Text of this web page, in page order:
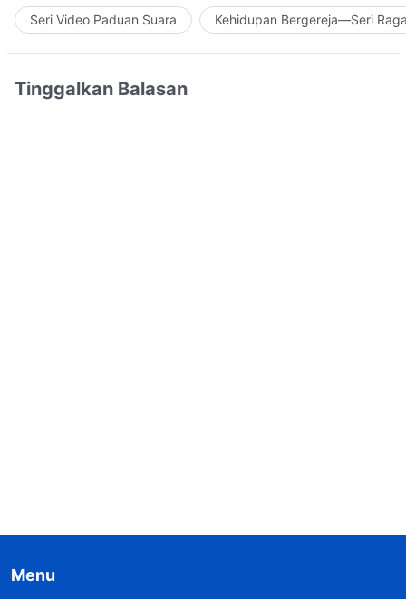
Seri Video Paduan Suara Kehidupan Bergereja—Seri
Tinggalkan Balasan
Menu